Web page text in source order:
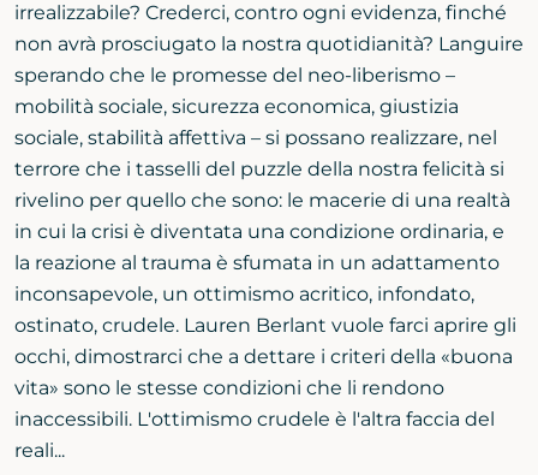
irrealizzabile? Crederci, contro ogni evidenza, finché
non avrà prosciugato la nostra quotidianità? Languire
sperando che le promesse del neo-liberismo –
mobilità sociale, sicurezza economica, giustizia
sociale, stabilità affettiva – si possano realizzare, nel
terrore che i tasselli del puzzle della nostra felicità si
rivelino per quello che sono: le macerie di una realtà
in cui la crisi è diventata una condizione ordinaria, e
la reazione al trauma è sfumata in un adattamento
inconsapevole, un ottimismo acritico, infondato,
ostinato, crudele. Lauren Berlant vuole farci aprire gli
occhi, dimostrarci che a dettare i criteri della «buona
vita» sono le stesse condizioni che li rendono
inaccessibili. L'ottimismo crudele è l'altra faccia del
reali...